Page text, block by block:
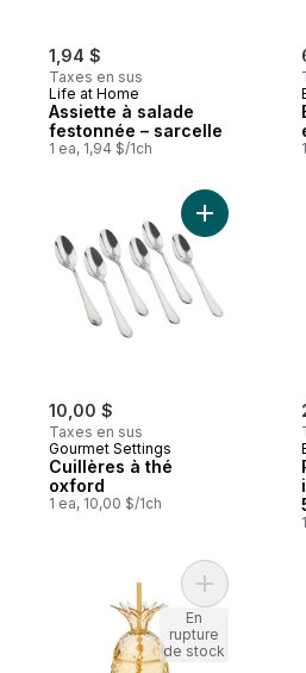
1,94 $
Taxes en sus
Life at Home
Assiette à salade
festonnée – sarcelle
1 ea, 1,94 $/1ch
10,00 $
Taxes en sus
Gourmet Settings
Cuillères à thé
oxford
1 ea, 10,00 $/1ch
Ajouter
Ajouter
En
rupture
de stock